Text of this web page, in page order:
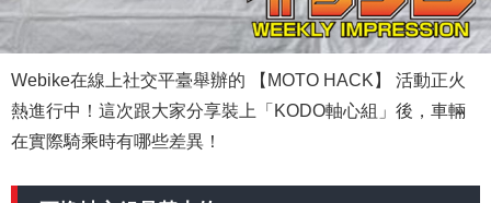
Webike在線上社交平臺舉辦的 【MOTO HACK】 活動正火
熱進行中！這次跟大家分享裝上「KODO軸心組」後，車輛
在實際騎乘時有哪些差異！